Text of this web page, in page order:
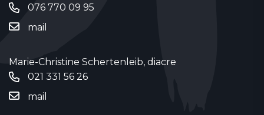
076 770 09 95
mail
Marie-Christine Schertenleib, diacre
021 331 56 26
mail